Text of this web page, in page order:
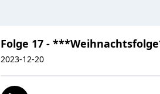
Folge 17 -
2023-12-20